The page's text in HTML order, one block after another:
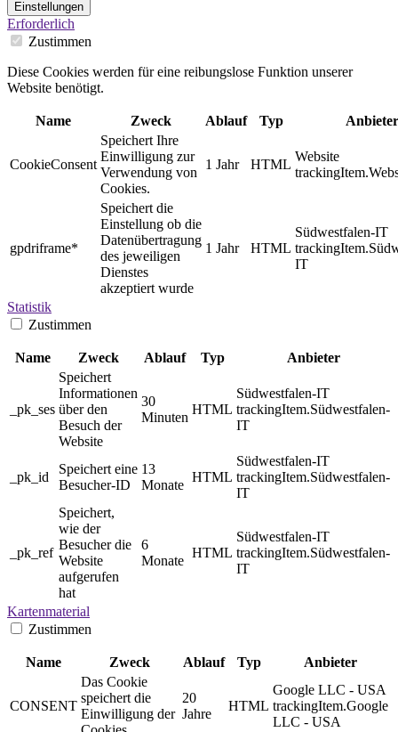
Einstellungen
Erforderlich
Zustimmen
Diese Cookies werden für eine reibungslose Funktion unserer
Website benötigt.
Name Zweck Ablauf Typ Anbieter
CookieConsent
Speichert Ihre
Einwilligung zur
Verwendung von
Cookies.
1 Jahr HTML
Website
gpdriframe*
Speichert die
Einstellung ob die
Datenübertragung
des jeweiligen
Dienstes
akzeptiert wurde
1 Jahr HTML
Südwestfalen-IT
IT
Statistik
Zustimmen
Name Zweck Ablauf Typ Anbieter
_pk_ses
Speichert
Informationen
über den
Besuch der
Website
30
Minuten
HTML
Südwestfalen-IT
trackingItem.Südwestfalen-
IT
_pk_id
Speichert eine
Besucher-ID
13
Monate
HTML
Südwestfalen-IT
trackingItem.Südwestfalen-
IT
_pk_ref
Speichert,
wie der
Besucher die
Website
aufgerufen
hat
6
Monate
HTML
Südwestfalen-IT
trackingItem.Südwestfalen-
IT
Kartenmaterial
Zustimmen
Name Zweck Ablauf Typ Anbieter
CONSENT
Das Cookie
speichert die
Einwilligung der
20
Jahre
HTML
Google LLC - USA
trackingItem.Google
LLC - USA